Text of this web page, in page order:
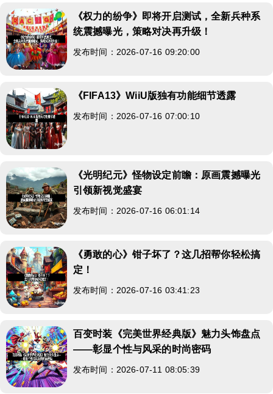
《权力的纷争》即将开启测试，全新兵种系
统震撼曝光，策略对决再升级！
发布时间：2026-07-16 09:20:00
《FIFA13》WiiU版独有功能细节透露
发布时间：2026-07-16 07:00:10
《光明纪元》怪物设定前瞻：原画震撼曝光
引领新视觉盛宴
发布时间：2026-07-16 06:01:14
《勇敢的心》钳子坏了？这几招帮你轻松搞
定！
发布时间：2026-07-16 03:41:23
百变时装《完美世界经典版》魅力头饰盘点
——彰显个性与风采的时尚密码
发布时间：2026-07-11 08:05:39